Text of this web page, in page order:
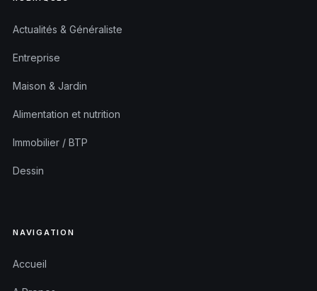
Actualités & Généraliste
Entreprise
Maison & Jardin
Alimentation et nutrition
Immobilier / BTP
Dessin
NAVIGATION
Accueil